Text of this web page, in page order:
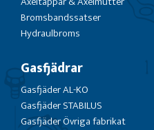
Bromsbandssatser
Hydraulbroms
Gasfjädrar
Gasfjäder AL-KO
Gasfjäder STABILUS
Gasfjäder Övriga fabrikat